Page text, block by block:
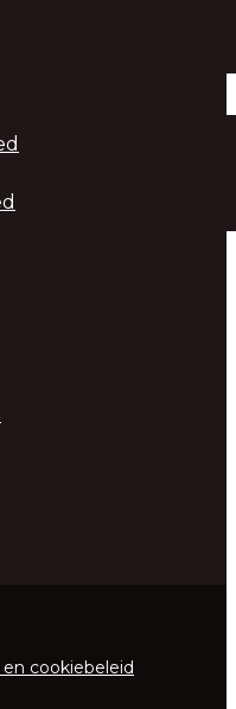
en cookiebeleid